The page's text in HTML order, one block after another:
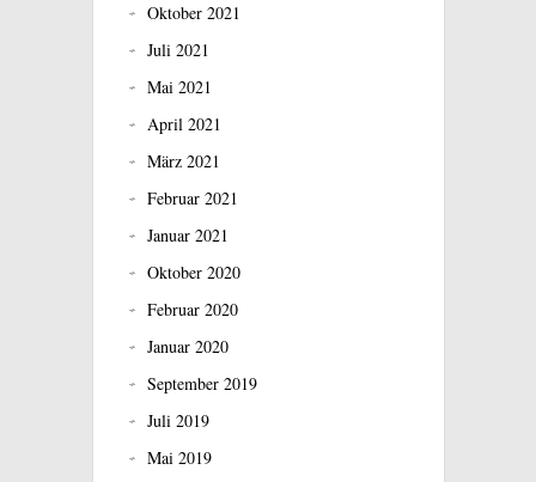
Oktober 2021
Juli 2021
Mai 2021
April 2021
März 2021
Februar 2021
Januar 2021
Oktober 2020
Februar 2020
Januar 2020
September 2019
Juli 2019
Mai 2019